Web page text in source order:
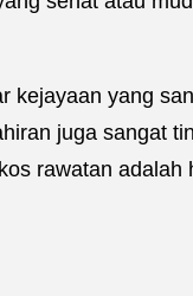
yang
juga sangat
rawatan adalah